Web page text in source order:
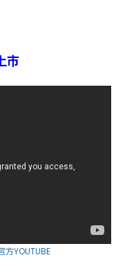
市
方YOUTUBE